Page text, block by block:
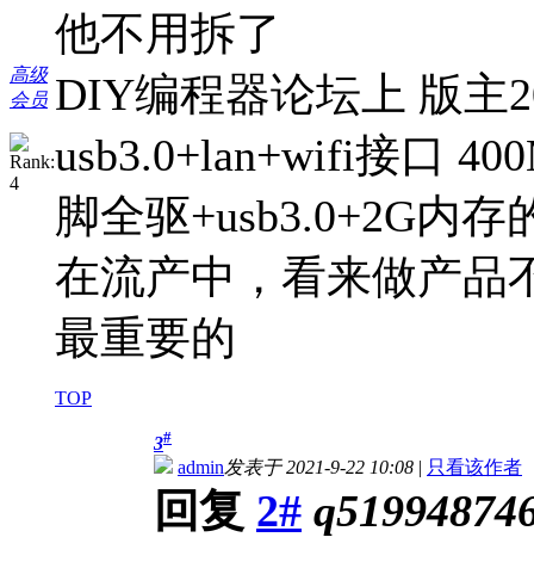
高级
会员
他不用拆了
DIY编程器论坛上 版主
usb3.0+lan+wifi接口
脚全驱+usb3.0+2G内
在流产中，看来做产品
最重要的
TOP
3#
admin发表于 2021-9-22 10:08 | 只看该作者
回复 2#